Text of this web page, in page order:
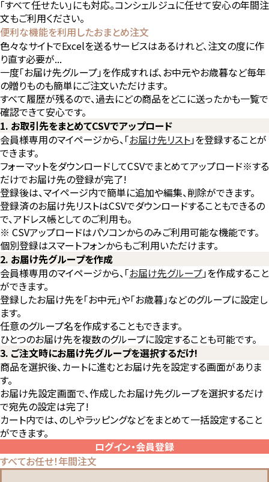
「すべて任せたい」にも対応。コンシェルジュに任せて安心の年間注
文もご利用ください。
便利な機能を利用したおまとめ注文
色々なサイトでExcelを送るサービスはあるけれど、注文の度に作
り直す必要が...
一度「お届け先グループ」を作成すれば、お中元やお歳暮など毎年
の贈りものも簡単にご注文いただけます。
すべて履歴が残るので、過去にどの商品をどこに送ったかも一覧で
確認できて安心です。
1. お取引先をまとめてCSVでアップロード
会員様専用のマイページから、「お届け先リスト」を登録することが
できます。
フォーマットをダウンロードしてCSVでまとめてアップロード※する
だけでお届け先の登録が完了!
登録後は、マイページ内で簡単に追加や編集、削除ができます。
登録済のお届け先リストはCSVでダウンロードすることもできるの
で、アドレス帳としてのご利用も。
※ CSVアップロードはパソコンからのみご利用可能な機能です。
個別登録はスマートフォンからもご利用いただけます。
2. お届け先グループを作成
会員様専用のマイページから、「お届け先グループ」を作成すること
ができます。
登録したお届け先を「お中元」や「お歳暮」などのグループに設定し
ます。
任意のグループ名を作成することもできます。
ひとつのお届け先を複数のグループに設定することも可能です。
3. ご注文時にお届け先グループを選択するだけ!
商品を選択後、カートに進むとお届け先を設定する画面がありま
す。
お届け先設定画面で、作成したお届け先グループを選択するだけ
で宛先の設定は完了!
カート内では、のしやラッピングなどをまとめて一括設定すること
ができます。
ログイン・会員登録
すべてお任せ！年間注文